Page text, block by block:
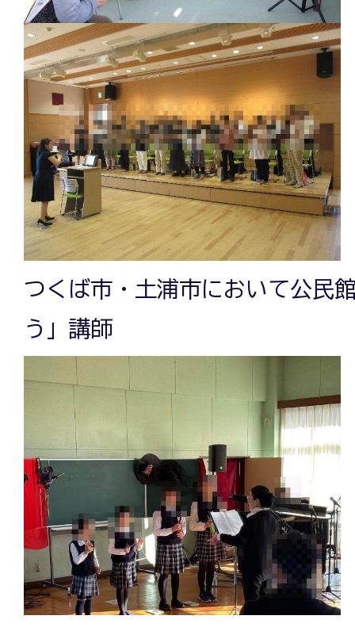
つくば市・土浦市において公民
う」講師